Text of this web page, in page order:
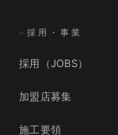
採用・事業
採用（JOBS）
加盟店募集
施工要領